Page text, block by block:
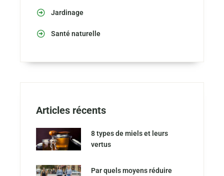
Jardinage
Santé naturelle
Articles récents
8 types de miels et leurs
vertus
Par quels moyens réduire